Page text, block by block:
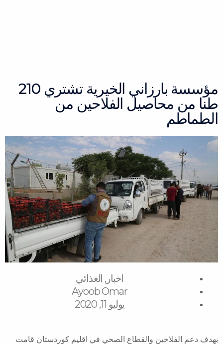
مؤسسة بارزاني الخيرية تشتري 210
طنا من محاصيل الفلاحين من
الطماطم
اخبار , الغذائي
Ayoob Omar
يوليو 11, 2020
بهدف دعم الفلاحين والقطاع الصحي في اقليم كوردستان قامت